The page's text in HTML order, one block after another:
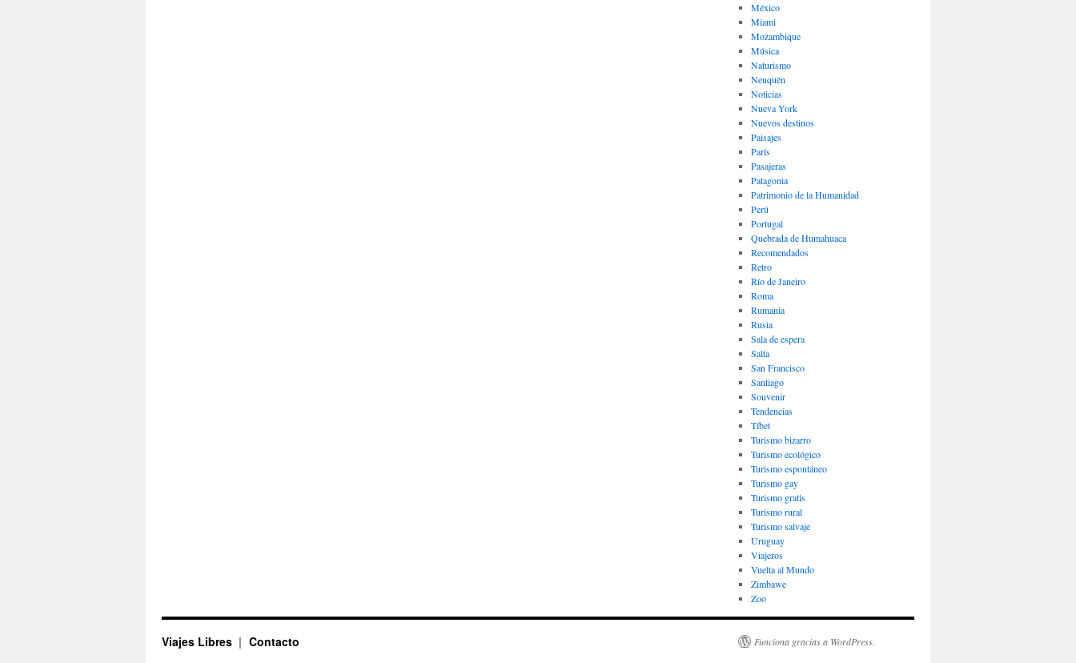
México
Miami
Mozambique
Música
Naturismo
Neuquén
Noticias
Nueva York
Nuevos destinos
Paisajes
Parí­s
Pasajeras
Patagonia
Patrimonio de la Humanidad
Perú
Portugal
Quebrada de Humahuaca
Recomendados
Retro
Río de Janeiro
Roma
Rumania
Rusia
Sala de espera
Salta
San Francisco
Santiago
Souvenir
Tendencias
Tíbet
Turismo bizarro
Turismo ecológico
Turismo espontáneo
Turismo gay
Turismo gratis
Turismo rural
Turismo salvaje
Uruguay
Viajeros
Vuelta al Mundo
Zimbawe
Zoo
Viajes Libres Contacto Funciona gracias a WordPress.